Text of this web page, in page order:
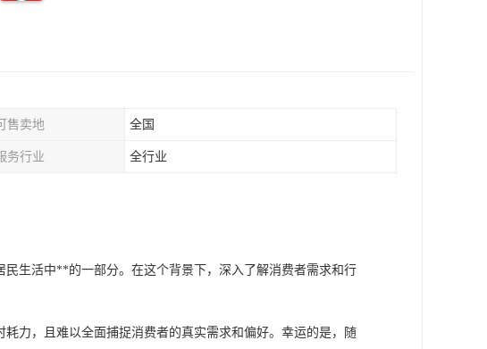
售卖地 全国
务行业 全行业
生活中**的一部分。在这个背景下，深入了解消费者需求和行
力，且难以全面捕捉消费者的真实需求和偏好。幸运的是，随